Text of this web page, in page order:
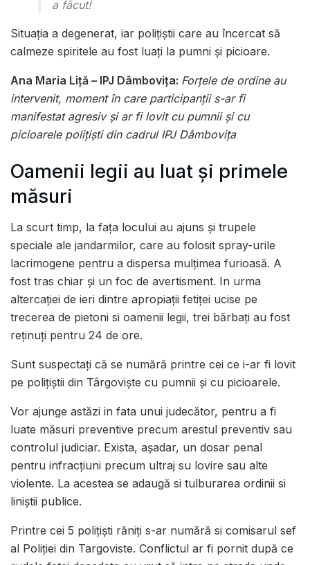
a făcut!
Situaţia a degenerat, iar poliţiştii care au încercat să
calmeze spiritele au fost luaţi la pumni şi picioare.
Ana Maria Liţă – IPJ Dâmboviţa: Forţele de ordine au
intervenit, moment în care participanții s-ar fi
manifestat agresiv și ar fi lovit cu pumnii și cu
picioarele polițiști din cadrul IPJ Dâmbovița
Oamenii legii au luat şi primele
măsuri
La scurt timp, la faţa locului au ajuns şi trupele
speciale ale jandarmilor, care au folosit spray-urile
lacrimogene pentru a dispersa mulţimea furioasă. A
fost tras chiar şi un foc de avertisment. In urma
altercației de ieri dintre apropiații fetiței ucise pe
trecerea de pietoni si oamenii legii, trei bărbați au fost
reținuți pentru 24 de ore.
Sunt suspectați că se numără printre cei ce i-ar fi lovit
pe polițiștii din Târgovişte cu pumnii şi cu picioarele.
Vor ajunge astăzi in fata unui judecător, pentru a fi
luate măsuri preventive precum arestul preventiv sau
controlul judiciar. Exista, așadar, un dosar penal
pentru infracțiuni precum ultraj su lovire sau alte
violente. La acestea se adaugă si tulburarea ordinii si
liniștii publice.
Printre cei 5 polițiști răniți s-ar numără si comisarul sef
al Poliției din Targoviste. Conflictul ar fi pornit după ce